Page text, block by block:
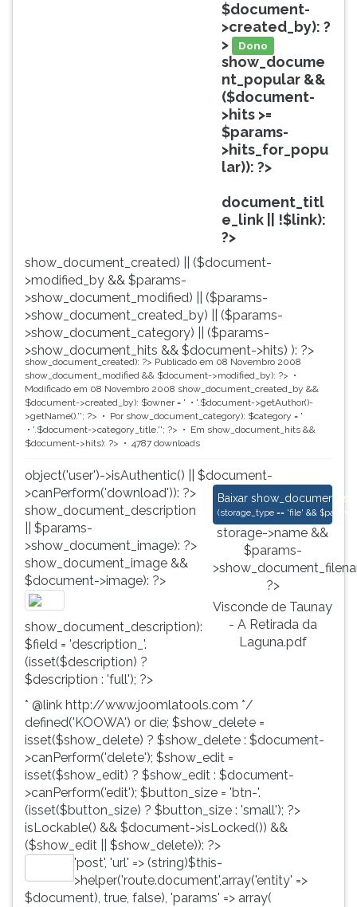
$document-
>created_by): ?
>
Dono
show_docume
nt_popular &&
($document-
>hits >=
$params-
>hits_for_popu
lar)): ?>
document_titl
e_link || !$link):
?>
show_document_created) || ($document-
>modified_by && $params-
>show_document_modified) || ($params-
>show_document_created_by) || ($params-
>show_document_category) || ($params-
>show_document_hits && $document->hits) ): ?>
show_document_created): ?> Publicado em 08 Novembro 2008
show_document_modified && $document->modified_by): ?>
Modificado em 08 Novembro 2008 show_document_created_by &&
$document->created_by): $owner = '
'.$document->getAuthor()-
>getName().''; ?> Por show_document_category): $category = '
'.$document->category_title.''; ?> Em show_document_hits &&
$document->hits): ?>
4787 downloads
object('user')->isAuthentic() || $document-
>canPerform('download')): ?>
Baixar Visconde de
(storage_type == 'file' &&
storage->name &&
$params-
?>
Visconde de Taunay
- A Retirada da
Laguna.pdf
show_document_description
|| $params-
>show_document_image): ?>
show_document_image &&
$document->image): ?>
show_document_description):
$field = 'description_'.
(isset($description) ?
$description : 'full'); ?>
* @link http://www.joomlatools.com */
defined('KOOWA') or die; $show_delete =
isset($show_delete) ? $show_delete : $document-
>canPerform('delete'); $show_edit =
isset($show_edit) ? $show_edit : $document-
>canPerform('edit'); $button_size = 'btn-'.
(isset($button_size) ? $button_size : 'small'); ?>
isLockable() && $document->isLocked()) &&
($show_edit || $show_delete)): ?>
'post', 'url' => (string)$this-
>helper('route.document',array('entity' =>
$document), true, false), 'params' => array(